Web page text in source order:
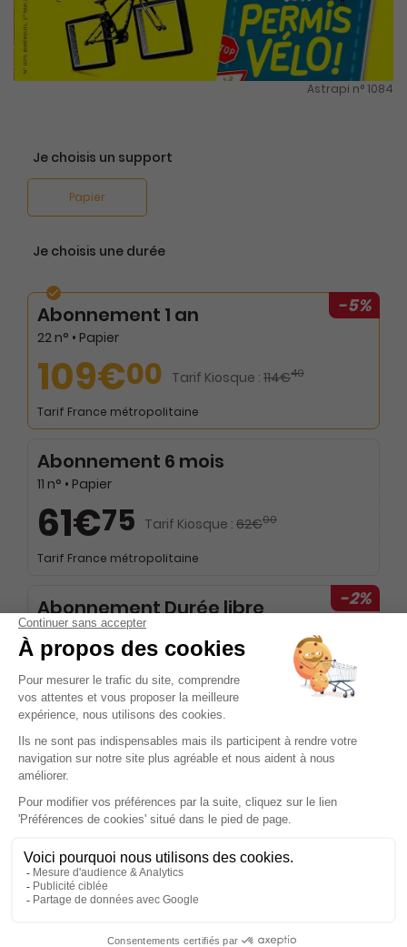
Astrapi n° 1084
Je choisis un support
Papier
Je choisis une durée
-5%
Abonnement 1 an
22 n° • Papier
109€00 Tarif Kiosque : 114€40
Tarif France métropolitaine
Abonnement 6 mois
11 n° • Papier
61€75 Tarif Kiosque : 62€00
Tarif France métropolitaine
-2%
Abonnement Durée libre
Papier + 3 hors-séries par an
5€10
Prix par n°
Tarif France métropolitaine
Abonnement Durée libre
Papier
5€10
Prix par n°
Tarif France métropolitaine